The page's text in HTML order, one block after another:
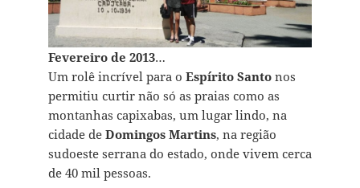
Fevereiro de 2013…
Um rolê incrível para o Espírito Santonos
permitiu curtir não só as praias como as
montanhas capixabas, um lugar lindo, na
cidade de Domingos Martins, na região
sudoeste serrana do estado, onde vivem cerca
de 40 mil pessoas.